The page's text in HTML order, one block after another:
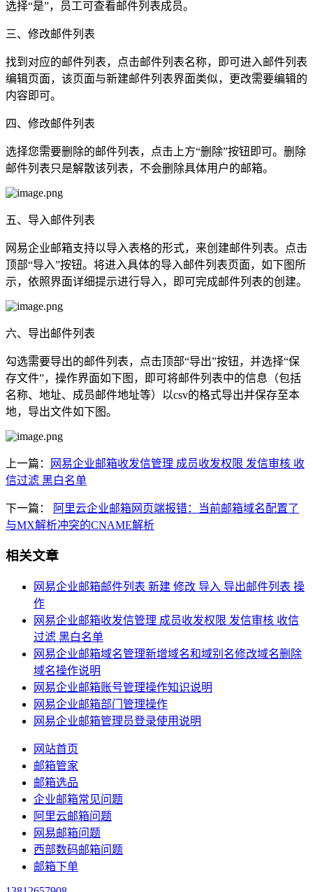
选择“是”，员工可查看邮件列表成员。
三、修改邮件列表
找到对应的邮件列表，点击邮件列表名称，即可进入邮件列表
编辑页面，该页面与新建邮件列表界面类似，更改需要编辑的
内容即可。
四、修改邮件列表
选择您需要删除的邮件列表，点击上方“删除”按钮即可。删除
邮件列表只是解散该列表，不会删除具体用户的邮箱。
五、导入邮件列表
网易企业邮箱支持以导入表格的形式，来创建邮件列表。点击
顶部“导入”按钮。将进入具体的导入邮件列表页面，如下图所
示，依照界面详细提示进行导入，即可完成邮件列表的创建。
六、导出邮件列表
勾选需要导出的邮件列表，点击顶部“导出”按钮，并选择“保
存文件”，操作界面如下图，即可将邮件列表中的信息（包括
名称、地址、成员邮件地址等）以csv的格式导出并保存至本
地，导出文件如下图。
上一篇：
网易企业邮箱收发信管理 成员收发权限 发信审核 收
信过滤 黑白名单
下一篇：
阿里云企业邮箱网页端报错：当前邮箱域名配置了
与MX解析冲突的CNAME解析
相关文章
网易企业邮箱邮件列表 新建 修改 导入 导出邮件列表 操
作
网易企业邮箱收发信管理 成员收发权限 发信审核 收信
过滤 黑白名单
网易企业邮箱域名管理新增域名和域别名修改域名删除
域名操作说明
网易企业邮箱账号管理操作知识说明
网易企业邮箱部门管理操作
网易企业邮箱管理员登录使用说明
网站首页
邮箱管家
邮箱选品
企业邮箱常见问题
阿里云邮箱问题
网易邮箱问题
西部数码邮箱问题
邮箱下单